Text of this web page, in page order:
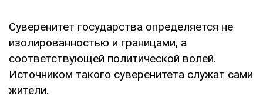
Суверенитет государства определяется не
изолированностью и границами, а
соответствующей политической волей.
Источником такого суверенитета служат сами
жители.